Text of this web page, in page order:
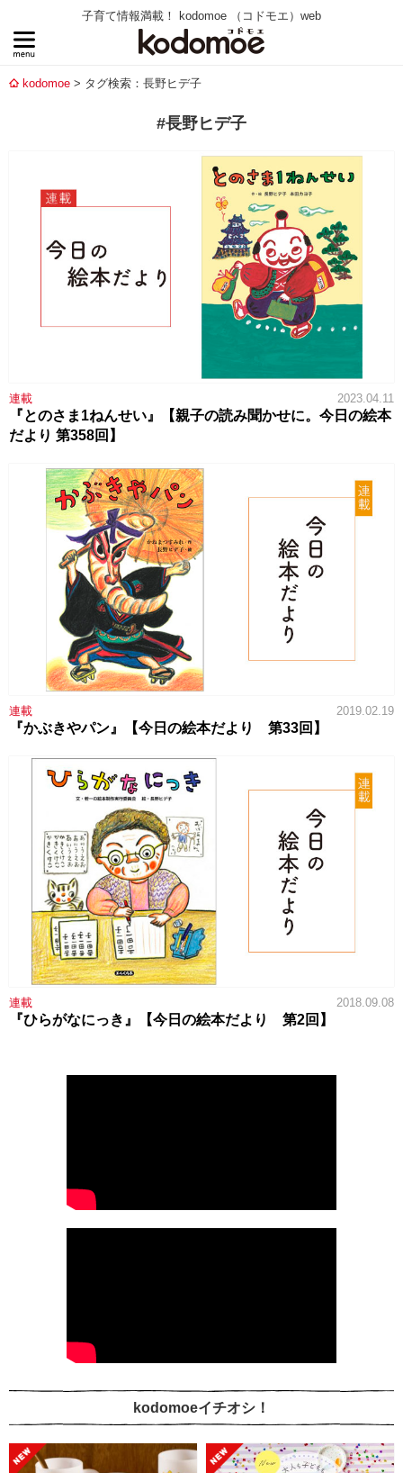
子育て情報満載！ kodomoe （コドモエ）web
kodomoe タグ検索：長野ヒデ子
#長野ヒデ子
連載 2023.04.11
『とのさま1ねんせい』【親子の読み聞かせに。今日の絵本
だより 第358回】
連載 2019.02.19
『かぶきやパン』【今日の絵本だより 第33回】
連載 2018.09.08
『ひらがなにっき』【今日の絵本だより 第2回】
kodomoeイチオシ！